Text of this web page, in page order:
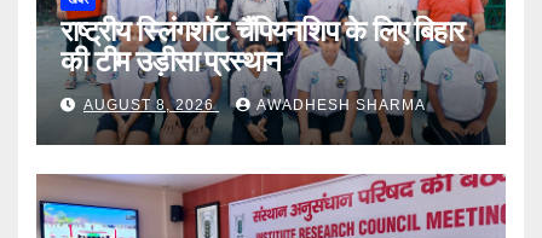
राष्ट्रीय स्लिंगशॉट चैंपियनशिप के लिए बिहार
की टीम उड़ीसा प्रस्थान
AUGUST 8, 2026 AWADHESH SHARMA